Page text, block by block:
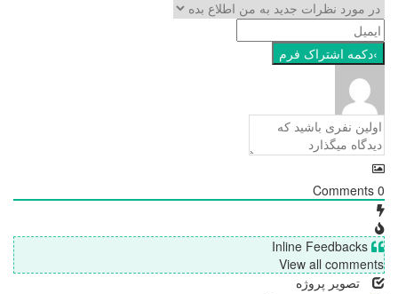
0
Comments
Inline Feedbacks
View all comments
تصویر پروژه